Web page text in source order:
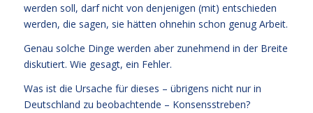
werden soll, darf nicht von denjenigen (mit) entschieden
werden, die sagen, sie hätten ohnehin schon genug Arbeit.
Genau solche Dinge werden aber zunehmend in der Breite
diskutiert. Wie gesagt, ein Fehler.
Was ist die Ursache für dieses – übrigens nicht nur in
Deutschland zu beobachtende – Konsensstreben?